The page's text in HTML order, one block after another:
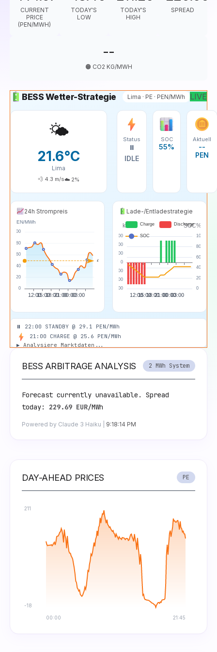
CURRENT
PRICE
(PEN/MWH)
TODAY'S
LOW
TODAY'S
HIGH
SPREAD
--
🟠 CO2 KG/MWH
BESS Wetter-Strategie Lima · PE · PEN/MWh LIVE
🌤️
21.6°C
Lima
💨 4.3 m/s☁️ 2%
Status
⏸️
IDLE
SOC
55%
Aktuell
--
PEN
24h Strompreis Lade-/Entladestrategie
⏸️ 22:00 STANDBY @ 29.1 PEN/MWh
21:00 CHARGE @ 25.6 PEN/MWh
▶ Analysiere Marktdaten...
BESS ARBITRAGE ANALYSIS 2 MWh System
Forecast currently unavailable. Spread
today: 229.69 EUR/MWh
Powered by Claude 3 Haiku | 9:18:14 PM
DAY-AHEAD PRICES PE
00:00 21:45
211
-18